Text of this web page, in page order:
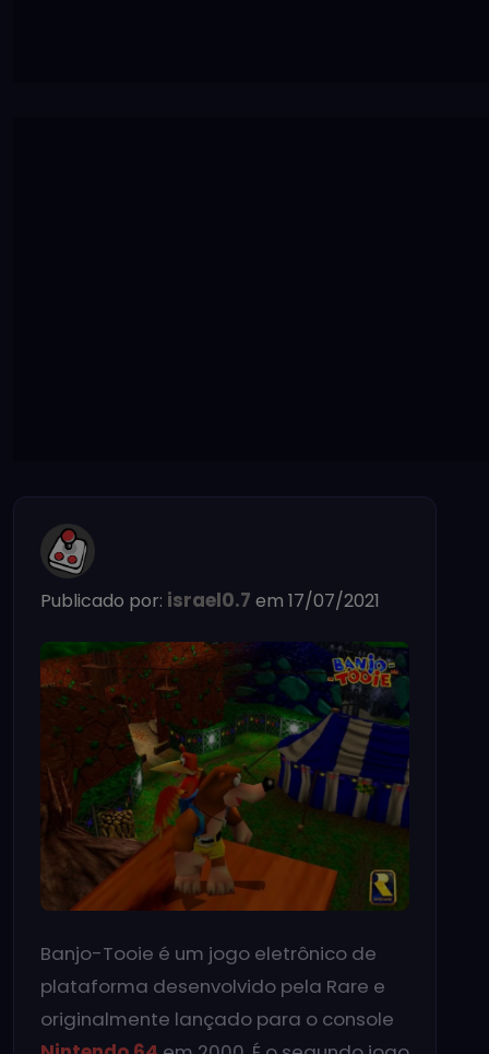
Publicado por: israel0.7 em 17/07/2021
Banjo-Tooie é um jogo eletrônico de
plataforma desenvolvido pela Rare e
originalmente lançado para o console